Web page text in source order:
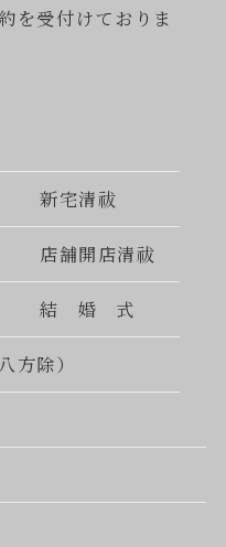
を受付けておりま
新宅清祓
店舗開店清祓
結 婚 式
方除）